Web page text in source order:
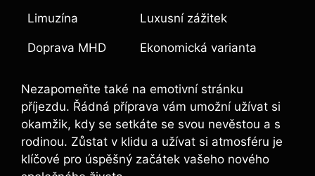
Limuzína Luxusní zážitek
Doprava MHD Ekonomická varianta
Nezapomeňte také na emotivní stránku
příjezdu. Řádná příprava vám umožní užívat si
okamžik, kdy se setkáte se svou nevěstou a s
rodinou. Zůstat v klidu a užívat si atmosféru je
klíčové pro úspěšný začátek vašeho nového